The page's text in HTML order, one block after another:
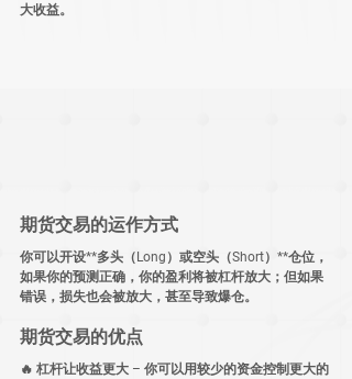
大收益。
期货交易的运作方式
你可以开设**多头（Long） 或空头（Short）**仓位，
如果你的预测正确，你的盈利将被杠杆放大；但如果
错误，损失也会被放大，甚至导致爆仓。
期货交易的优点
🔥 杠杆让收益更大 – 你可以用较少的资金控制更大的